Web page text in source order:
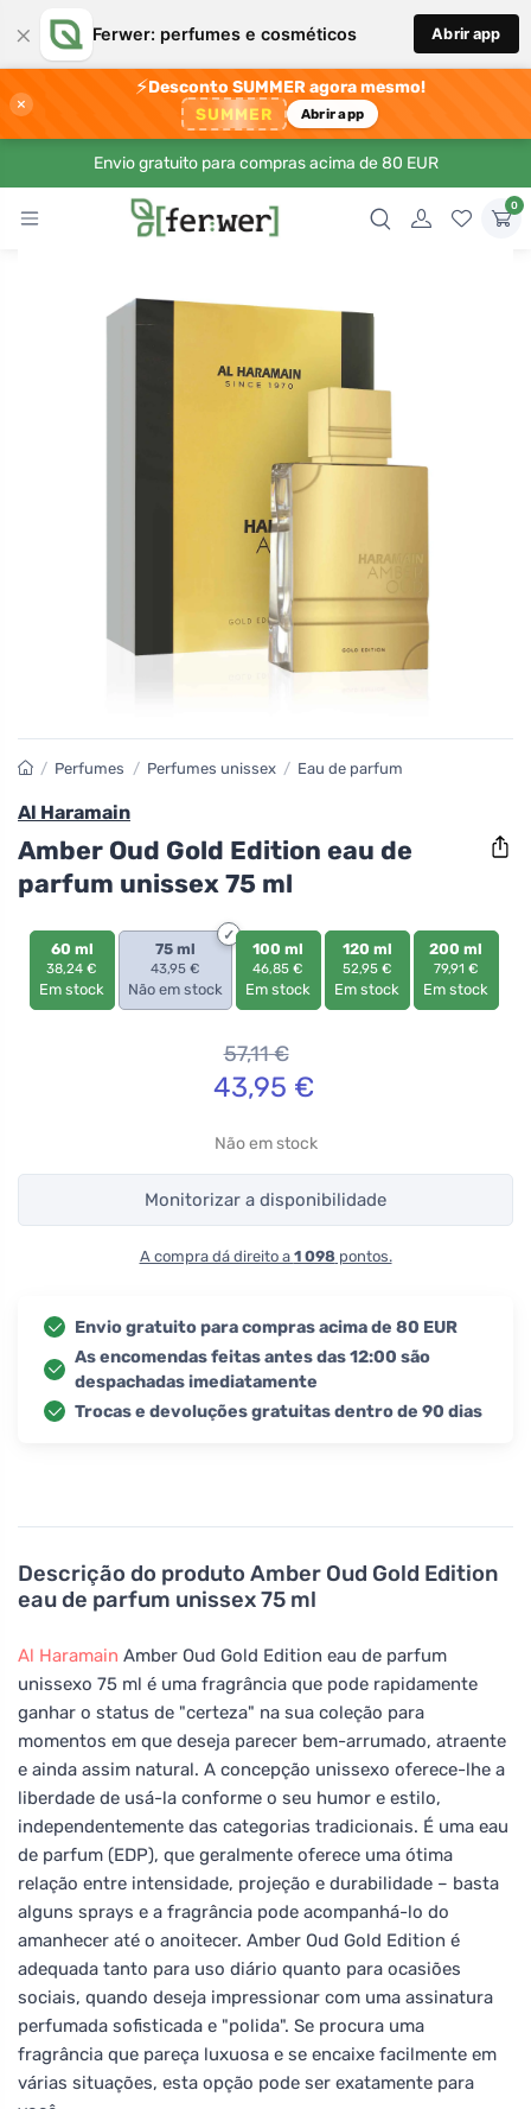
× Ferwer: perfumes e cosméticos Abrir app
×
⚡Desconto SUMMER agora mesmo!
SUMMER Abrir app
Envio gratuito para compras acima de 80 EUR
0
Descrição do produto Amber Oud Gold Edition
eau de parfum unissex 75 ml
Al Haramain Amber Oud Gold Edition eau de parfum
unissexo 75 ml é uma fragrância que pode rapidamente
ganhar o status de "certeza" na sua coleção para
momentos em que deseja parecer bem-arrumado, atraente
e ainda assim natural. A concepção unissexo oferece-lhe a
liberdade de usá-la conforme o seu humor e estilo,
independentemente das categorias tradicionais. É uma eau
de parfum (EDP), que geralmente oferece uma ótima
relação entre intensidade, projeção e durabilidade – basta
alguns sprays e a fragrância pode acompanhá-lo do
amanhecer até o anoitecer. Amber Oud Gold Edition é
adequada tanto para uso diário quanto para ocasiões
sociais, quando deseja impressionar com uma assinatura
perfumada sofisticada e "polida". Se procura uma
fragrância que pareça luxuosa e se encaixe facilmente em
várias situações, esta opção pode ser exatamente para
/ Perfumes / Perfumes unissex / Eau de parfum
Al Haramain
Amber Oud Gold Edition eau de
parfum unissex 75 ml
60 ml
38,24 €
Em stock
75 ml
43,95 €
Não em stock
100 ml
46,85 €
Em stock
120 ml
52,95 €
Em stock
200 ml
79,91 €
Em stock
57,11€
43,95 €
Não em stock
Monitorizar a disponibilidade
A compra dá direito a 1 098pontos.
Envio gratuito para compras acima de 80 EUR
As encomendas feitas antes das 12:00 são
despachadas imediatamente
Trocas e devoluções gratuitas dentro de 90 dias